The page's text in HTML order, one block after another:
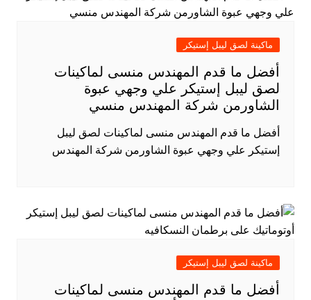
ماكينة لصق ليبل إستيكر
أفضل ما قدم المهندس منسى لماكينات
لصق ليبل إستيكر علي وجهي عبوة
الشاورمن شركة المهندس منسي
أفضل ما قدم المهندس منسى لماكينات لصق ليبل
إستيكر علي وجهي عبوة الشاورمن شركة المهندس
ماكينة لصق ليبل إستيكر
أفضل ما قدم المهندس منسى لماكينات